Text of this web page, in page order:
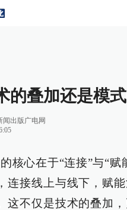
的叠加还是模
闻出版广电网
核心在于“连接”与“赋
连接线上与线下，赋
这不仅是技术的叠加